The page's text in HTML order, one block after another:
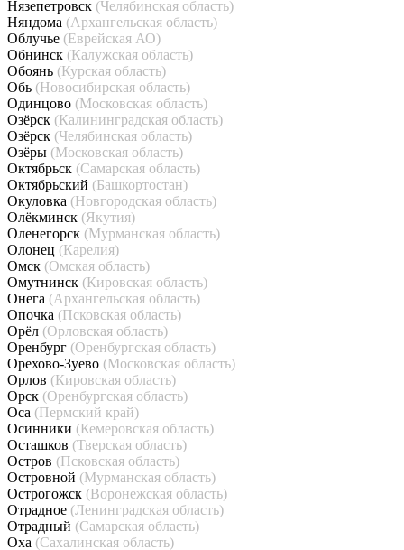
Нязепетровск (Челябинская область)
Няндома (Архангельская область)
Облучье (Еврейская АО)
Обнинск (Калужская область)
Обоянь (Курская область)
Обь (Новосибирская область)
Одинцово (Московская область)
Озёрск (Калининградская область)
Озёрск (Челябинская область)
Озёры (Московская область)
Октябрьск (Самарская область)
Октябрьский (Башкортостан)
Окуловка (Новгородская область)
Олёкминск (Якутия)
Оленегорск (Мурманская область)
Олонец (Карелия)
Омск (Омская область)
Омутнинск (Кировская область)
Онега (Архангельская область)
Опочка (Псковская область)
Орёл (Орловская область)
Оренбург (Оренбургская область)
Орехово-Зуево (Московская область)
Орлов (Кировская область)
Орск (Оренбургская область)
Оса (Пермский край)
Осинники (Кемеровская область)
Осташков (Тверская область)
Остров (Псковская область)
Островной (Мурманская область)
Острогожск (Воронежская область)
Отрадное (Ленинградская область)
Отрадный (Самарская область)
Оха (Сахалинская область)